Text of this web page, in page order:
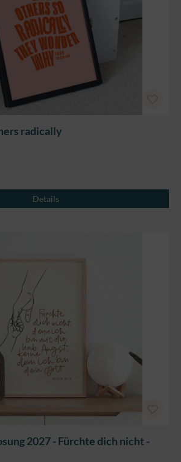
radically
Details
2027 - Fürchte dich nicht -